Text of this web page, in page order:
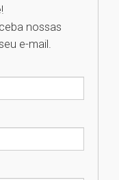
filhos além da
debater
nossas
e-mail.